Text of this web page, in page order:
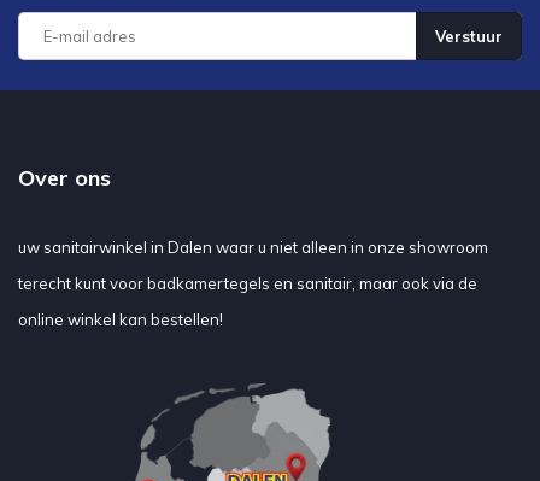
Verstuur
Over ons
uw sanitairwinkel in Dalen waar u niet alleen in onze showroom
terecht kunt voor badkamertegels en sanitair, maar ook via de
online winkel kan bestellen!